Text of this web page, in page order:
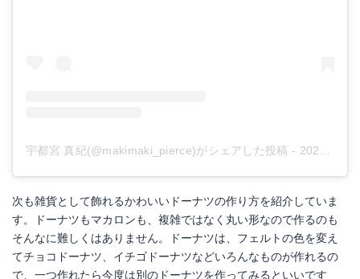
宇都宮 真紀(@makimaki_pierce)がシェアした投稿 - 2020年 6月月4日午後9時20分PDT
次も雑貨として飾れるかわいいドーナツの作り方を紹介していま
す。ドーナツもマカロンも、複雑ではなく丸い形なので作るのも
そんなに難しくはありません。ドーナツは、フェルトの色を変え
てチョコドーナツ、イチゴドーナツなどいろんなものが作れるの
で、一つ作れたら今度は別のドーナツを作ってみるといいです